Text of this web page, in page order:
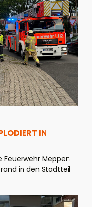
IN
Meppen
in den Stadtteil